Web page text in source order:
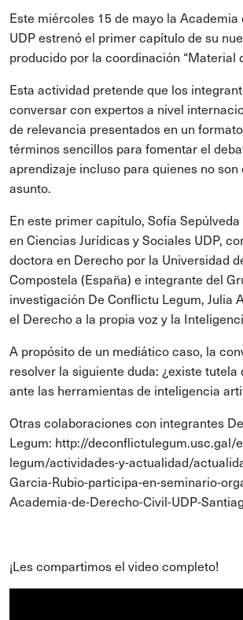
Este miércoles 15 de mayo la
UDP estrenó el primer capítulo de su
producido por la coordinación “Material
Esta actividad pretende que los
conversar con expertos a nivel
de relevancia presentados en un
términos sencillos para fomentar el
aprendizaje incluso para quienes no
asunto.
En este primer capítulo, Sofía
en Ciencias Jurídicas y Sociales UDP,
doctora en Derecho por la Universidad
Compostela (España) e integrante del
investigación De Conflictu Legum, Julia
el Derecho a la propia voz y la
A propósito de un mediático caso, la
resolver la siguiente duda: ¿existe tutela
ante las herramientas de inteligencia
Otras colaboraciones con integrantes
Legum: http://deconflictulegum.usc.gal/
legum/actividades-y-actualidad/
Garcia-Rubio-participa-en-seminario-
Academia-de-Derecho-Civil-UDP-
¡Les compartimos el video completo!